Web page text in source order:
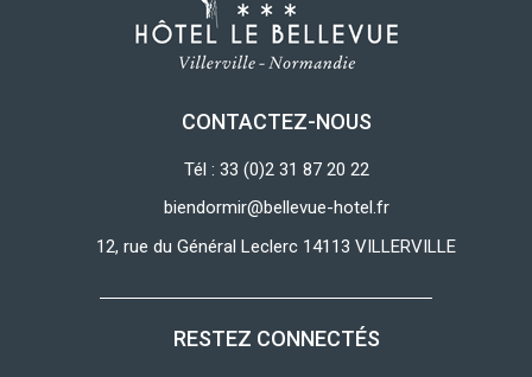
CONTACTEZ-NOUS
Tél : 33 (0)2 31 87 20 22
biendormir@bellevue-hotel.fr
12, rue du Général Leclerc 14113 VILLERVILLE
RESTEZ CONNECTÉS